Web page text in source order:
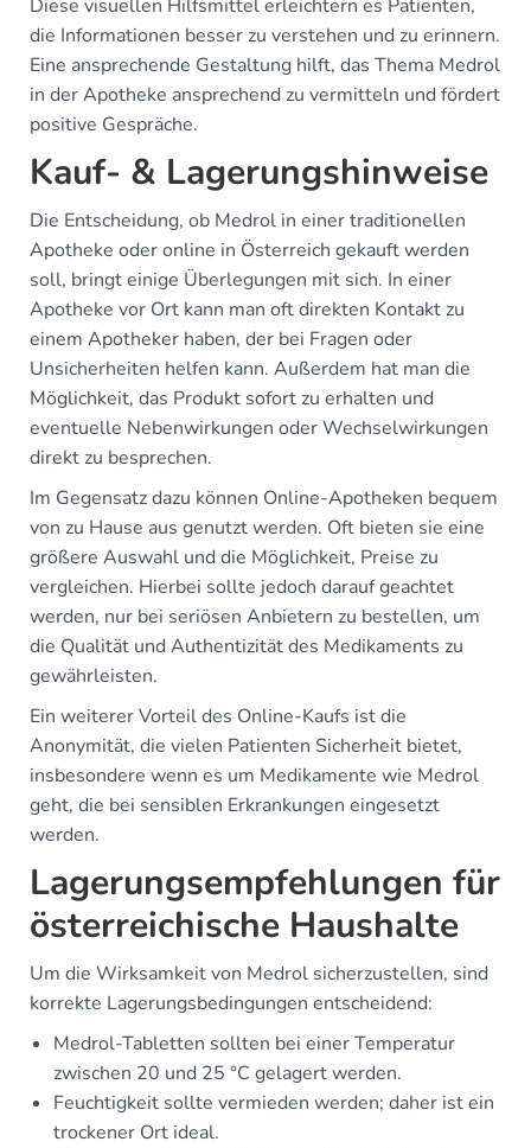
Diese visuellen Hilfsmittel erleichtern es Patienten,
die Informationen besser zu verstehen und zu erinnern.
Eine ansprechende Gestaltung hilft, das Thema Medrol
in der Apotheke ansprechend zu vermitteln und fördert
positive Gespräche.
Kauf- & Lagerungshinweise
Die Entscheidung, ob Medrol in einer traditionellen
Apotheke oder online in Österreich gekauft werden
soll, bringt einige Überlegungen mit sich. In einer
Apotheke vor Ort kann man oft direkten Kontakt zu
einem Apotheker haben, der bei Fragen oder
Unsicherheiten helfen kann. Außerdem hat man die
Möglichkeit, das Produkt sofort zu erhalten und
eventuelle Nebenwirkungen oder Wechselwirkungen
direkt zu besprechen.
Im Gegensatz dazu können Online-Apotheken bequem
von zu Hause aus genutzt werden. Oft bieten sie eine
größere Auswahl und die Möglichkeit, Preise zu
vergleichen. Hierbei sollte jedoch darauf geachtet
werden, nur bei seriösen Anbietern zu bestellen, um
die Qualität und Authentizität des Medikaments zu
gewährleisten.
Ein weiterer Vorteil des Online-Kaufs ist die
Anonymität, die vielen Patienten Sicherheit bietet,
insbesondere wenn es um Medikamente wie Medrol
geht, die bei sensiblen Erkrankungen eingesetzt
werden.
Lagerungsempfehlungen für
österreichische Haushalte
Um die Wirksamkeit von Medrol sicherzustellen, sind
korrekte Lagerungsbedingungen entscheidend:
Medrol-Tabletten sollten bei einer Temperatur
zwischen 20 und 25 °C gelagert werden.
Feuchtigkeit sollte vermieden werden; daher ist ein
trockener Ort ideal.